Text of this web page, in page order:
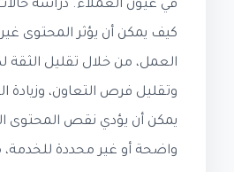
في عيون العملاء. دراسة
كيف يمكن أن يؤثر المحتوى
العمل، من خلال تقليل الثقة
وتقليل فرص التعاون، وزيادة
يمكن أن يؤدي نقص المحتوى
واضحة أو غير محددة